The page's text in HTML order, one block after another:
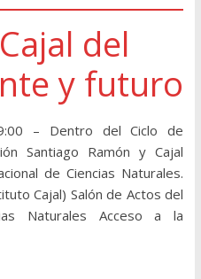
del
y futuro
– Dentro del Ciclo de
Santiago Ramón y Cajal
de Ciencias Naturales.
Cajal) Salón de Actos del
Naturales Acceso a la